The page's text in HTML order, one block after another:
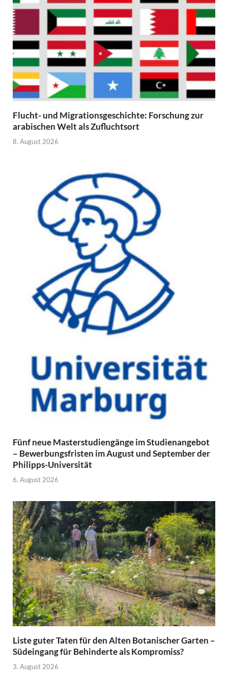
Flucht- und Migrationsgeschichte: Forschung zur
arabischen Welt als Zufluchtsort
8. August 2026
Fünf neue Masterstudiengänge im Studienangebot
– Bewerbungsfristen im August und September der
Philipps-Universität
6. August 2026
Liste guter Taten für den Alten Botanischer Garten –
Südeingang für Behinderte als Kompromiss?
3. August 2026